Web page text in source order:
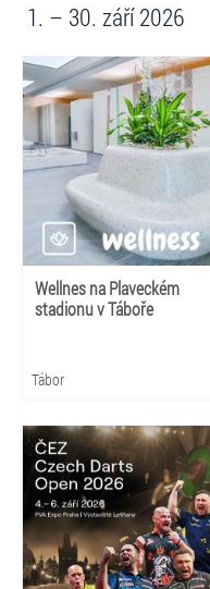
1. – 30. září 2026
Wellnes na Plaveckém
stadionu v Táboře
Tábor